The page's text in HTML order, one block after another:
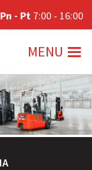
Pn - Pt 7:00 - 16:00
MENU
Pn - Pt 7:00 - 16:00
MENU